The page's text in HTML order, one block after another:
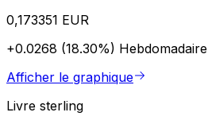
0,173351 EUR
+0.0268 (18.30%) Hebdomadaire
Afficher le graphique
Livre sterling